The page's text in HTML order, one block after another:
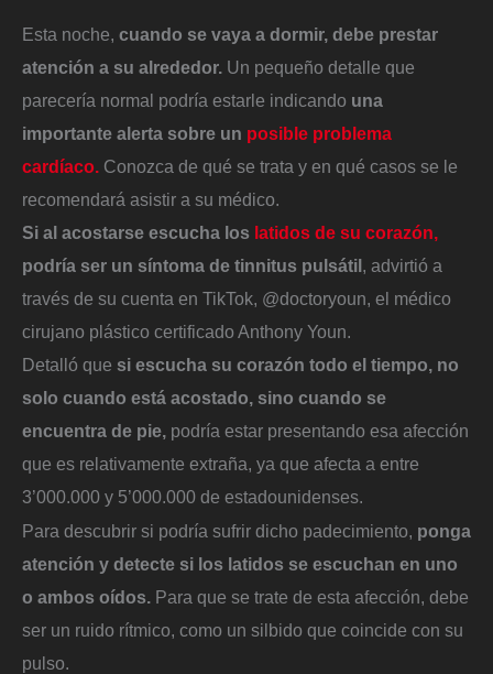
Esta noche, cuando se vaya a dormir, debe prestar
atención a su alrededor. Un pequeño detalle que
parecería normal podría estarle indicando una
importante alerta sobre un posible problema
cardíaco. Conozca de qué se trata y en qué casos se le
recomendará asistir a su médico.
Si al acostarse escucha los latidos de su corazón,
podría ser un síntoma de tinnitus pulsátil, advirtió a
través de su cuenta en TikTok, @doctoryoun, el médico
cirujano plástico certificado Anthony Youn.
Detalló que si escucha su corazón todo el tiempo, no
solo cuando está acostado, sino cuando se
encuentra de pie, podría estar presentando esa afección
que es relativamente extraña, ya que afecta a entre
3’000.000 y 5’000.000 de estadounidenses.
Para descubrir si podría sufrir dicho padecimiento, ponga
atención y detecte si los latidos se escuchan en uno
o ambos oídos. Para que se trate de esta afección, debe
ser un ruido rítmico, como un silbido que coincide con su
pulso.